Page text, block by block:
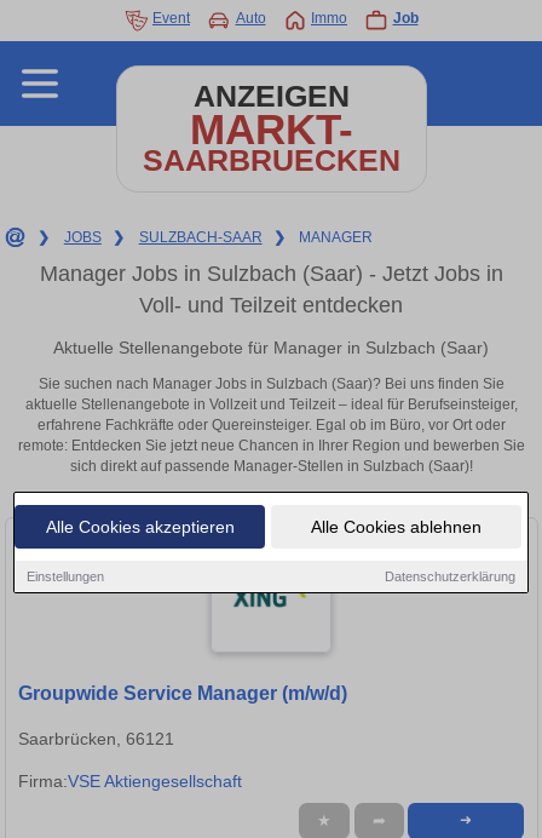
Alle Cookies akzeptieren Alle Cookies ablehnen
Einstellungen Datenschutzerklärung
Event Auto Immo Job
ANZEIGEN
MARKT-
SAARBRUECKEN
❯ JOBS ❯ SULZBACH-SAAR ❯ MANAGER
Manager Jobs in Sulzbach (Saar) - Jetzt Jobs in
Voll- und Teilzeit entdecken
Aktuelle Stellenangebote für Manager in Sulzbach (Saar)
Sie suchen nach Manager Jobs in Sulzbach (Saar)? Bei uns finden Sie
aktuelle Stellenangebote in Vollzeit und Teilzeit – ideal für Berufseinsteiger,
erfahrene Fachkräfte oder Quereinsteiger. Egal ob im Büro, vor Ort oder
remote: Entdecken Sie jetzt neue Chancen in Ihrer Region und bewerben Sie
sich direkt auf passende Manager-Stellen in Sulzbach (Saar)!
Groupwide Service Manager (m/w/d)
Saarbrücken, 66121
Firma:VSE Aktiengesellschaft
★ ➦ ➜